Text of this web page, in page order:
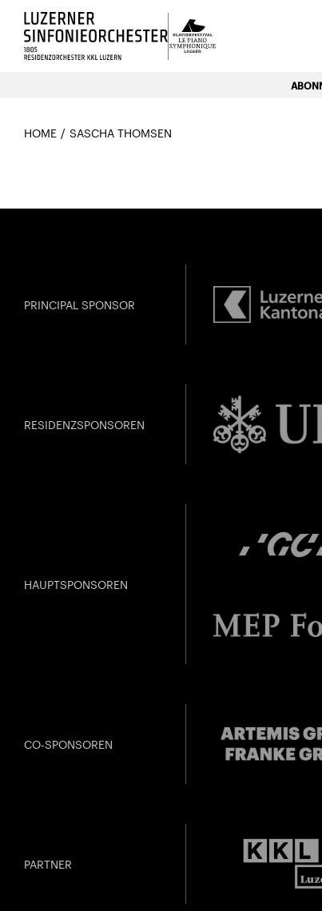
Luzerns Klavierfestival
HOME SASCHA THOMSEN
PRINCIPAL SPONSOR
RESIDENZSPONSOREN
HAUPTSPONSOREN
CO-SPONSOREN
PARTNER